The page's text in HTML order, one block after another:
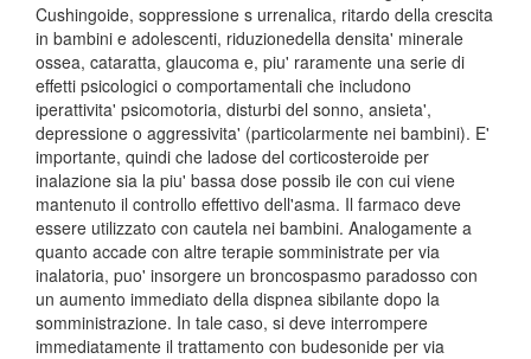
Cushingoide, soppressione s urrenalica, ritardo della crescita
in bambini e adolescenti, riduzionedella densita' minerale
ossea, cataratta, glaucoma e, piu' raramente una serie di
effetti psicologici o comportamentali che includono
iperattivita' psicomotoria, disturbi del sonno, ansieta',
depressione o aggressivita' (particolarmente nei bambini). E'
importante, quindi che ladose del corticosteroide per
inalazione sia la piu' bassa dose possib ile con cui viene
mantenuto il controllo effettivo dell'asma. Il farmaco deve
essere utilizzato con cautela nei bambini. Analogamente a
quanto accade con altre terapie somministrate per via
inalatoria, puo' insorgere un broncospasmo paradosso con
un aumento immediato della dispnea sibilante dopo la
somministrazione. In tale caso, si deve interrompere
immediatamente il trattamento con budesonide per via